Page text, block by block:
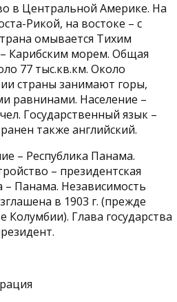
в Центральной Америке. На
Рикой, на востоке – с
омывается Тихим
Карибским морем. Общая
77 тыс.кв.км. Около
страны занимают горы,
равнинами. Население –
Государственный язык –
также английский.
– Республика Панама.
– президентская
– Панама. Независимость
в 1903 г. (прежде
Колумбии). Глава государства